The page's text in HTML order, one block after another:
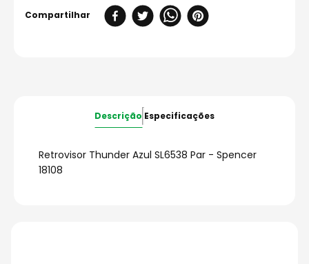
Descrição Especificações
Retrovisor Thunder Azul SL6538 Par - Spencer
18108